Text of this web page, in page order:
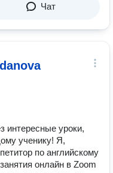
Чат
интересные уроки,
ученику! Я,
по английскому
онлайн в Zoom